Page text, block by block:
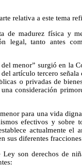
relativa a este tema
de madurez física y
legal, tanto antes
menor” surgió en la
artículo tercero señala
o privadas de
consideración
para una vida
efectivos y sobre
actualmente el
sus diferentes
son derechos de